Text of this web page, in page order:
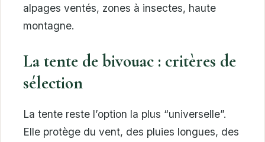
alpages ventés, zones à insectes, haute
montagne.
La tente de bivouac : critères de
sélection
La tente reste l’option la plus “universelle”.
Elle protège du vent, des pluies longues, des